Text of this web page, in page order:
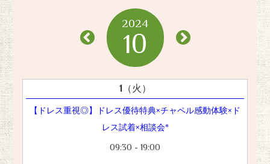
2024
10
1 （火）
【ドレス重視◎】ドレス優待特典×チャペル感動体験×ド
レス試着×相談会*
09:30 - 19:00